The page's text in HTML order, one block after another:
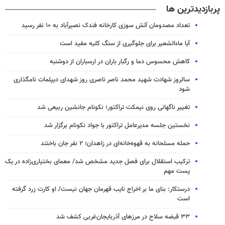
پربازدیدترین ها
تعداد مصدومان آتش سوزی کارخانه فندک نصیرآباد به ۱۰ نفر رسید
آیا ماءالشعیر برای جلوگیری از سنگ کلیه مفید است
کاهش محسوس دما و رگبار باران در ارسباران از دوشنبه
سالروز شهادت شهید محمد ناصر ناصری روز شهدای دیپلمات نامگذاری
شود
تغییر ناگهانی روی نیمکت تراکتور؛ نکونام جانشین ربیعی شد
نخستین جلسه مدیرعامل تراکتور با جواد نکونام برگزار شد
حمله مسلحانه به قهوه‌خانه‌ای در زاهدان؛ ۲ نفر جان باختند
ترکیب استقلال برای فصل جدید مشخص شد/ معمای بختیاری‌زاده در یک
پست مهم
درستکار: بنای ما بر اخراج نایب قهرمان جهان نیست/ او کارت زرد گرفته
است
۳۳ قبضه سلاح در مرزهای آذربایجان‌غربی کشف شد